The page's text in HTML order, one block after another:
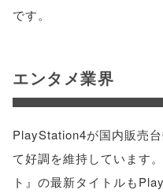
です。
エンタメ業界
PlayStation4が国内販売
て好調を維持しています
ト』の最新タイトルも